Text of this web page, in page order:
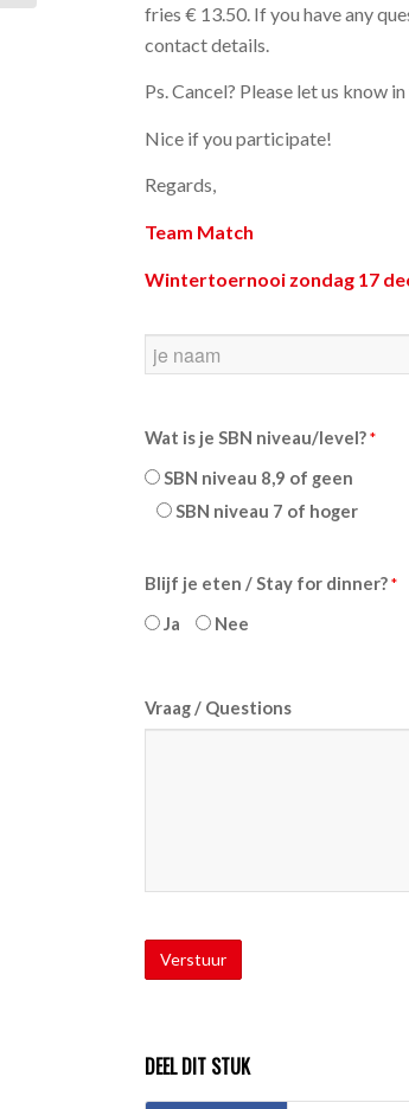
fries € 13.50. If you have any
contact details.
Ps. Cancel? Please let us know
Nice if you participate!
Regards,
Team Match
Wintertoernooi zondag 17
Voor-
en
Wat is je SBN niveau/level?*
SBN niveau 8,9 of geen
SBN niveau 7 of hoger
Blijf je eten / Stay for dinner?*
Ja Nee
Vraag / Questions
DEEL DIT STUK